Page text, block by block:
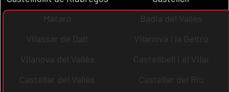
Mataró
Badia del Vallès
Vilassar de Dalt
Vilanova i la Geltrú
Vilanova del Vallès
Castellbell i el Vilar
Castellar del Vallès
Castellar del Riu